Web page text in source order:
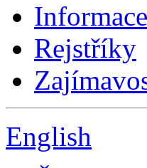
Informace
Rejstříky
English